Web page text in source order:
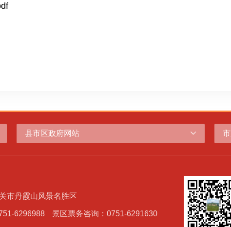
县市区政府网站
市丹霞山风景名胜区
6296988 景区票务咨询：0751-6291630